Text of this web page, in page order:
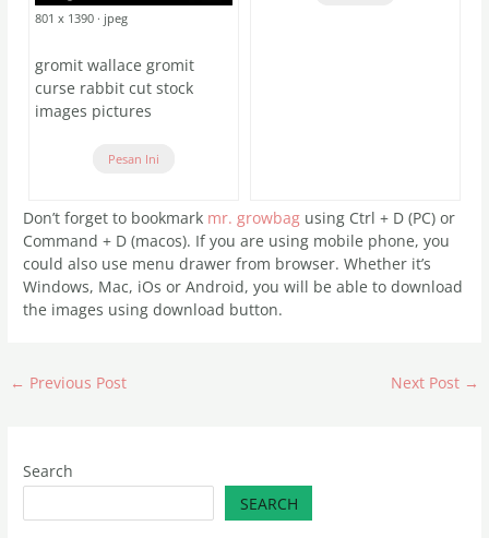
801 x 1390 · jpeg
gromit wallace gromit
curse rabbit cut stock
images pictures
Pesan Ini
Don’t forget to bookmark mr. growbag using Ctrl + D (PC) or
Command + D (macos). If you are using mobile phone, you
could also use menu drawer from browser. Whether it’s
Windows, Mac, iOs or Android, you will be able to download
the images using download button.
← Previous Post Next Post →
Search
SEARCH